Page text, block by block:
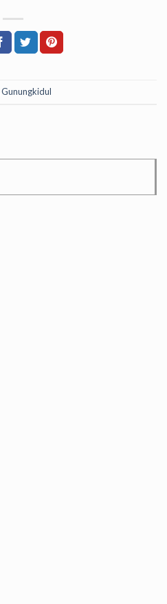
Gunungkidul